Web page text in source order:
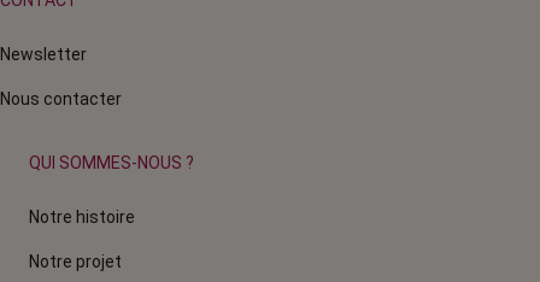
Newsletter
Nous contacter
QUI SOMMES-NOUS ?
Notre histoire
Notre projet